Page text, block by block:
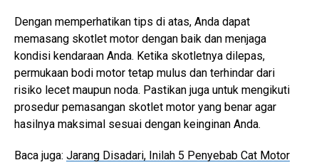
Dengan memperhatikan tips di atas, Anda dapat
memasang skotlet motor dengan baik dan menjaga
kondisi kendaraan Anda. Ketika skotletnya dilepas,
permukaan bodi motor tetap mulus dan terhindar dari
risiko lecet maupun noda. Pastikan juga untuk mengikuti
prosedur pemasangan skotlet motor yang benar agar
hasilnya maksimal sesuai dengan keinginan Anda.
Baca juga: Jarang Disadari, Inilah 5 Penyebab Cat Motor